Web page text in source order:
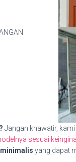
Jangan khawatir,
sesuai
yang dapat